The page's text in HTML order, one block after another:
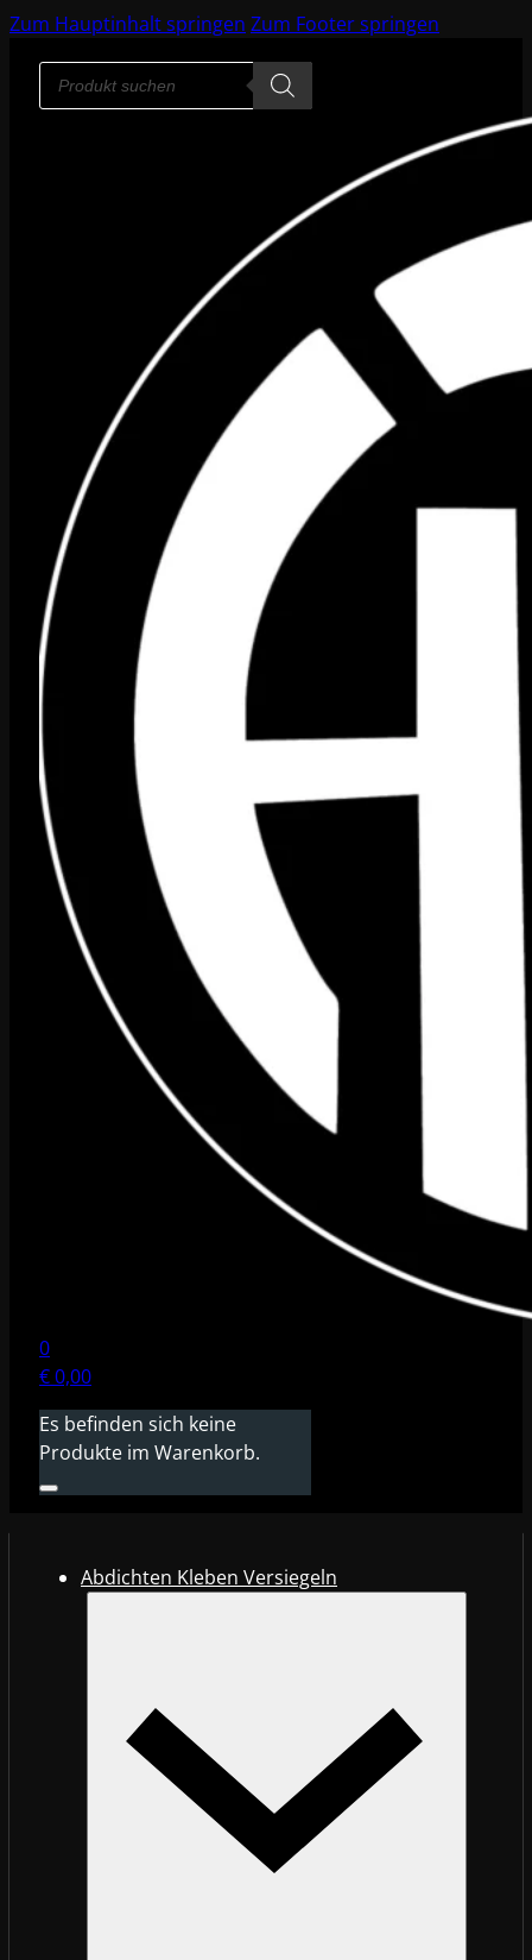
Zum Hauptinhalt springen Zum Footer springen
Products
search
0
€0,00
Es befinden sich keine
Produkte im Warenkorb.
Abdichten Kleben Versiegeln